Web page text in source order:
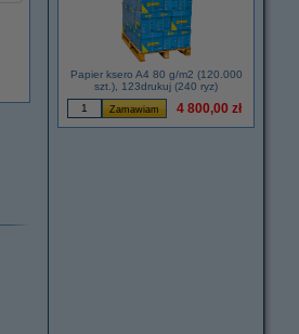
Papier ksero A4 80 g/m2 (120.000
szt.), 123drukuj (240 ryz)
4 800,00 zł